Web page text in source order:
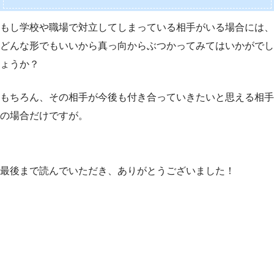
もし学校や職場で対立してしまっている相手がいる場合には、
どんな形でもいいから真っ向からぶつかってみてはいかがでし
ょうか？
もちろん、その相手が今後も付き合っていきたいと思える相手
の場合だけですが。
最後まで読んでいただき、ありがとうございました！